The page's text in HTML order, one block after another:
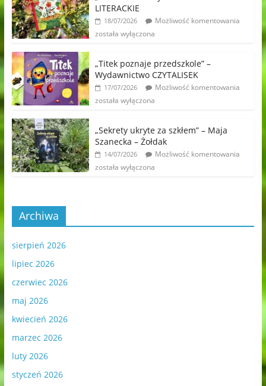
LITERACKIE
18/07/2026
Możliwość komentowania
została wyłączona
„Titek poznaje przedszkole” –
Wydawnictwo CZYTALISEK
17/07/2026
Możliwość komentowania
została wyłączona
„Sekrety ukryte za szkłem” – Maja
Szanecka – Żołdak
14/07/2026
Możliwość komentowania
została wyłączona
Archiwa
sierpień 2026
lipiec 2026
czerwiec 2026
maj 2026
kwiecień 2026
marzec 2026
luty 2026
styczeń 2026